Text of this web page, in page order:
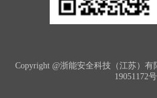
Copyright @浙能安全科技（江苏）有
19051172号